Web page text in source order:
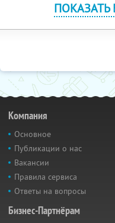
Компания
Основное
Публикации о нас
Вакансии
Правила сервиса
Ответы на вопросы
Бизнес-Партнёрам